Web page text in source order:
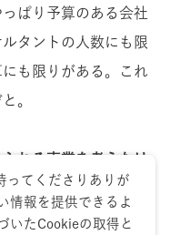
ぱり予算のある会社
タントの人数にも限
も限りがある。これ
。
れる事業を考えなけ
と思ったのがサーベ
を変えてくれたのが
ってくださりありが
情報を提供できるよ
いたCookieの取得と